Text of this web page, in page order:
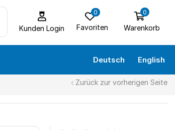
Kunden Login
0
Favoriten
0
Warenkorb
Deutsch English
Zurück zur vorherigen Seite